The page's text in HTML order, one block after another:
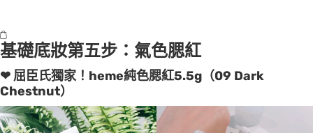
基礎底妝第五步：氣色腮紅
❤ 屈臣氏獨家！heme純色腮紅5.5g（09 Dark
Chestnut）